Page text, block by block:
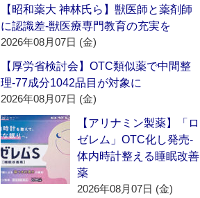
【昭和薬大 神林氏ら】獣医師と薬剤師
に認識差‐獣医療専門教育の充実を
2026年08月07日 (金)
【厚労省検討会】OTC類似薬で中間整
理‐77成分1042品目が対象に
2026年08月07日 (金)
【アリナミン製薬】「ロ
ゼレム」OTC化し発売‐
体内時計整える睡眠改善
薬
2026年08月07日 (金)